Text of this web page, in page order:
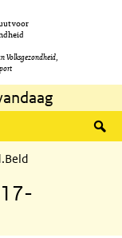
voor
Volksgezondheid,